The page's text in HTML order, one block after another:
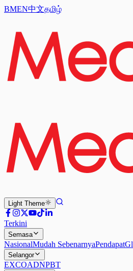
BMEN中文தமிழ்
Light Theme
Terkini
Semasa
NasionalMudah SebenarnyaPendapat
Selangor
EXCOADNPBT